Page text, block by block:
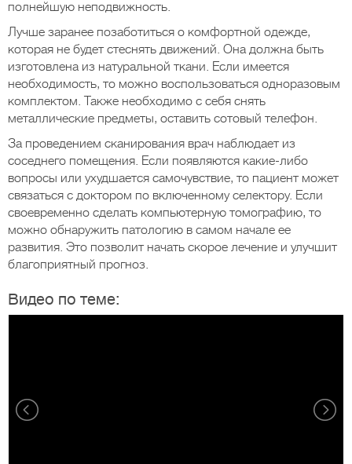
полнейшую неподвижность.
Лучше заранее позаботиться о комфортной одежде,
которая не будет стеснять движений. Она должна быть
изготовлена из натуральной ткани. Если имеется
необходимость, то можно воспользоваться одноразовым
комплектом. Также необходимо с себя снять
металлические предметы, оставить сотовый телефон.
За проведением сканирования врач наблюдает из
соседнего помещения. Если появляются какие-либо
вопросы или ухудшается самочувствие, то пациент может
связаться с доктором по включенному селектору. Если
своевременно сделать компьютерную томографию, то
можно обнаружить патологию в самом начале ее
развития. Это позволит начать скорое лечение и улучшит
благоприятный прогноз.
Видео по теме: